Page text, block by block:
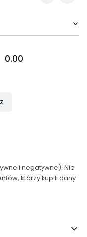
0.00
i negatywne). Nie
którzy kupili dany